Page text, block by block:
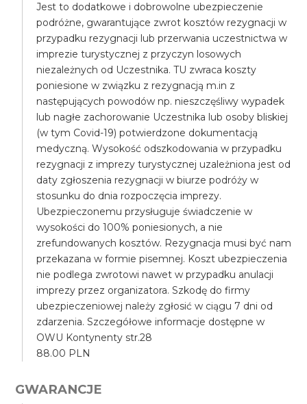
Jest to dodatkowe i dobrowolne ubezpieczenie
podróżne, gwarantujące zwrot kosztów rezygnacji w
przypadku rezygnacji lub przerwania uczestnictwa w
imprezie turystycznej z przyczyn losowych
niezależnych od Uczestnika. TU zwraca koszty
poniesione w związku z rezygnacją m.in z
następujących powodów np. nieszczęśliwy wypadek
lub nagłe zachorowanie Uczestnika lub osoby bliskiej
(w tym Covid-19) potwierdzone dokumentacją
medyczną. Wysokość odszkodowania w przypadku
rezygnacji z imprezy turystycznej uzależniona jest od
daty zgłoszenia rezygnacji w biurze podróży w
stosunku do dnia rozpoczęcia imprezy.
Ubezpieczonemu przysługuje świadczenie w
wysokości do 100% poniesionych, a nie
zrefundowanych kosztów. Rezygnacja musi być nam
przekazana w formie pisemnej. Koszt ubezpieczenia
nie podlega zwrotowi nawet w przypadku anulacji
imprezy przez organizatora. Szkodę do firmy
ubezpieczeniowej należy zgłosić w ciągu 7 dni od
zdarzenia. Szczegółowe informacje dostępne w
OWU Kontynenty str.28
88.00 PLN
GWARANCJE